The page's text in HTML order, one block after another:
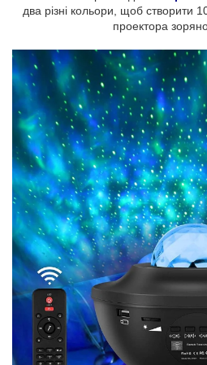
два різні кольори, щоб створити
проектора